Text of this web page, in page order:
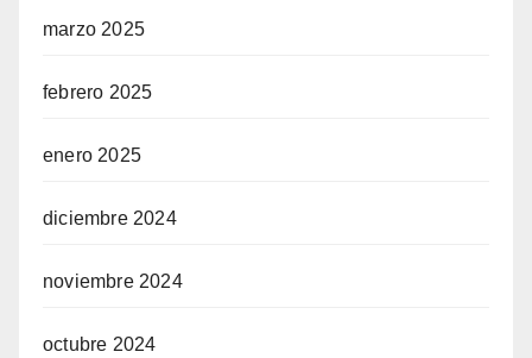
marzo 2025
febrero 2025
enero 2025
diciembre 2024
noviembre 2024
octubre 2024